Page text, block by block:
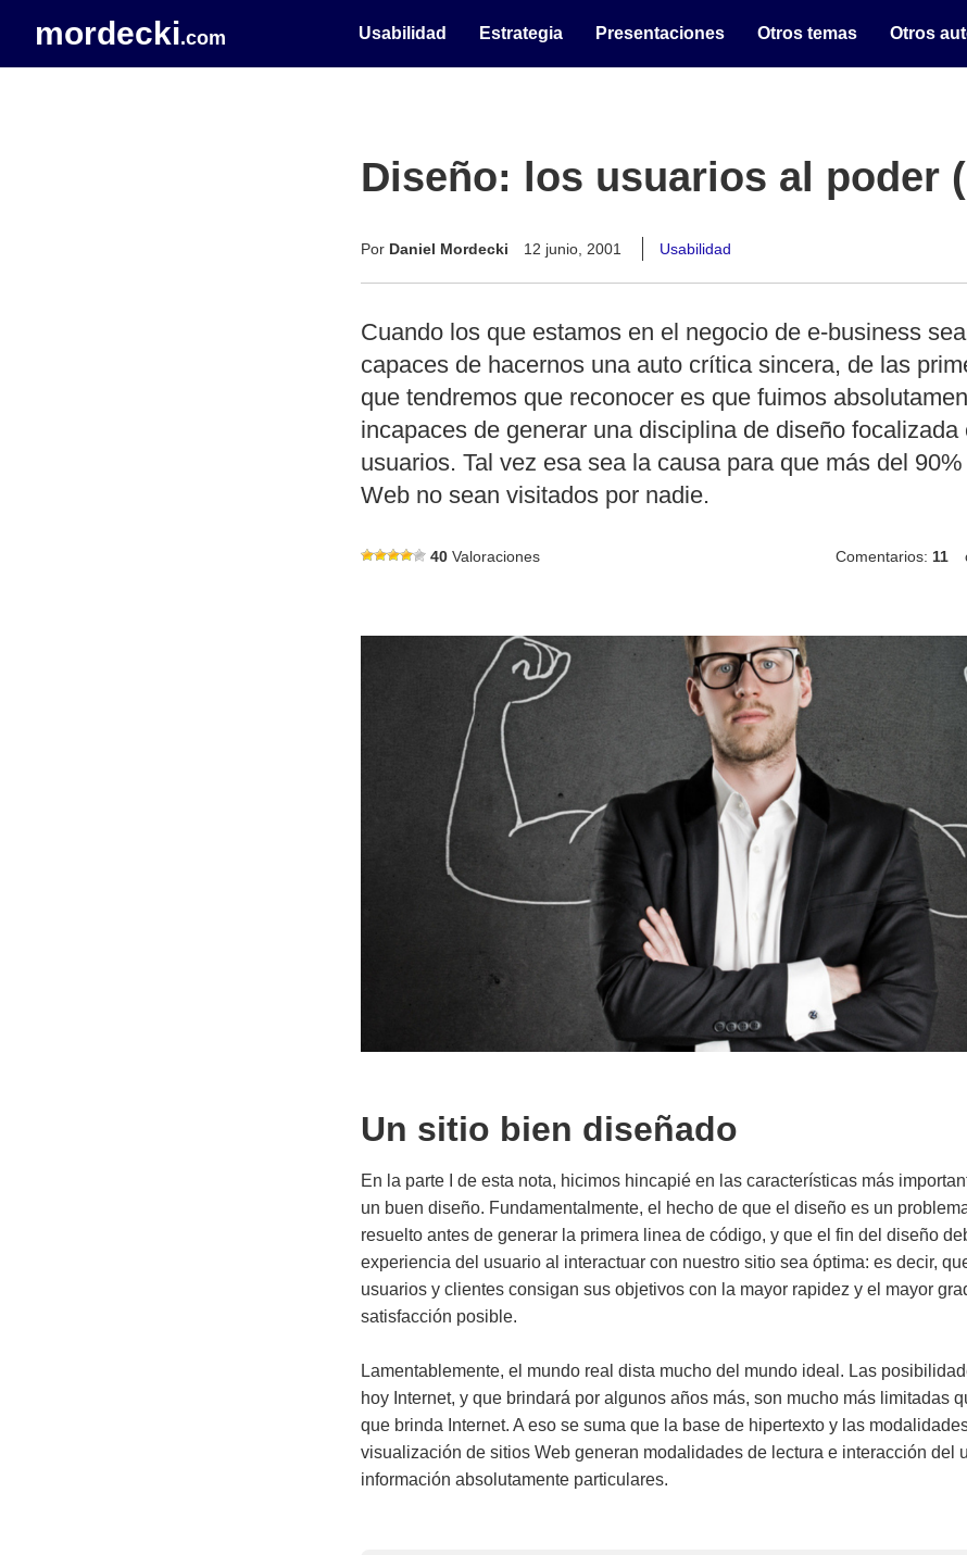
mordecki.com Usabilidad Estrategia Presentaciones Otros temas Otros
Diseño: los usuarios al poder
Por Daniel Mordecki 12 junio, 2001 Usabilidad
Cuando los que estamos en el negocio de e-business
capaces de hacernos una auto crítica sincera, de las
que tendremos que reconocer es que fuimos
incapaces de generar una disciplina de diseño focalizada
usuarios. Tal vez esa sea la causa para que más del
Web no sean visitados por nadie.
40 Valoraciones Comentarios: 11
Un sitio bien diseñado
En la parte I de esta nota, hicimos hincapié en las características más
un buen diseño. Fundamentalmente, el hecho de que el diseño es un
resuelto antes de generar la primera linea de código, y que el fin del diseño
experiencia del usuario al interactuar con nuestro sitio sea óptima: es decir,
usuarios y clientes consigan sus objetivos con la mayor rapidez y el mayor
satisfacción posible.
Lamentablemente, el mundo real dista mucho del mundo ideal. Las
hoy Internet, y que brindará por algunos años más, son mucho más limitadas
que brinda Internet. A eso se suma que la base de hipertexto y las
visualización de sitios Web generan modalidades de lectura e interacción del
información absolutamente particulares.